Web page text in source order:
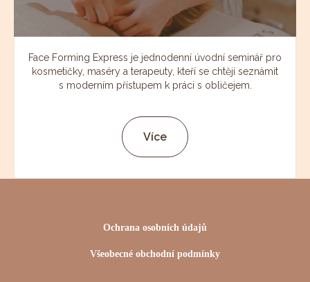
Face Forming Express je jednodenní úvodní seminář pro
kosmetičky, maséry a terapeuty, kteří se chtějí seznámit
s moderním přístupem k práci s obličejem.
Více
Ochrana osobních údajů
Všeobecné obchodní podmínky